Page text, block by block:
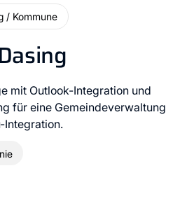
/ Kommune
mit Outlook-Integration und
für eine Gemeindeverwaltung
Integration.